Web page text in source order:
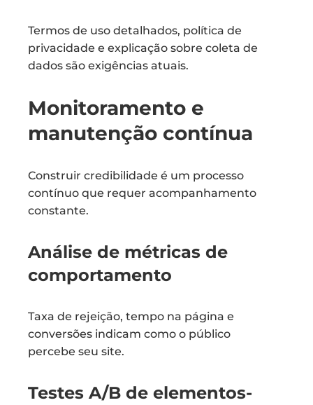
Termos de uso detalhados, política de
privacidade e explicação sobre coleta de
dados são exigências atuais.
Monitoramento e
manutenção contínua
Construir credibilidade é um processo
contínuo que requer acompanhamento
constante.
Análise de métricas de
comportamento
Taxa de rejeição, tempo na página e
conversões indicam como o público
percebe seu site.
Testes A/B de elementos-